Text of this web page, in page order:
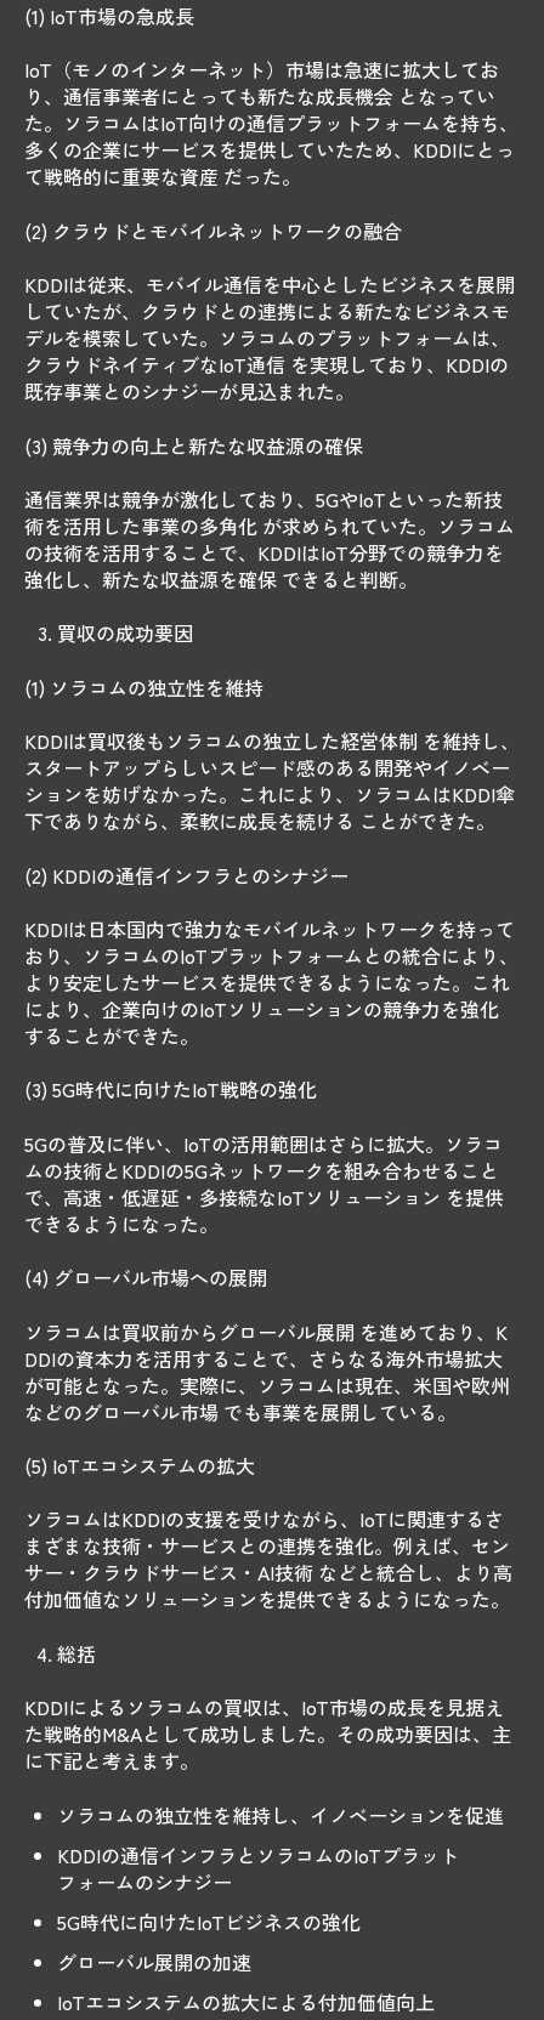
(1) IoT市場の急成長
IoT（モノのインターネット）市場は急速に拡大してお
り、通信事業者にとっても新たな成長機会 となってい
た。ソラコムはIoT向けの通信プラットフォームを持ち、
多くの企業にサービスを提供していたため、KDDIにとっ
て戦略的に重要な資産 だった。
(2) クラウドとモバイルネットワークの融合
KDDIは従来、モバイル通信を中心としたビジネスを展開
していたが、クラウドとの連携による新たなビジネスモ
デルを模索していた。ソラコムのプラットフォームは、
クラウドネイティブなIoT通信 を実現しており、KDDIの
既存事業とのシナジーが見込まれた。
(3) 競争力の向上と新たな収益源の確保
通信業界は競争が激化しており、5GやIoTといった新技
術を活用した事業の多角化 が求められていた。ソラコム
の技術を活用することで、KDDIはIoT分野での競争力を
強化し、新たな収益源を確保 できると判断。
買収の成功要因
(1) ソラコムの独立性を維持
KDDIは買収後もソラコムの独立した経営体制 を維持し、
スタートアップらしいスピード感のある開発やイノベー
ションを妨げなかった。これにより、ソラコムはKDDI傘
下でありながら、柔軟に成長を続ける ことができた。
(2) KDDIの通信インフラとのシナジー
KDDIは日本国内で強力なモバイルネットワークを持って
おり、ソラコムのIoTプラットフォームとの統合により、
より安定したサービスを提供できるようになった。これ
により、企業向けのIoTソリューションの競争力を強化
することができた。
(3) 5G時代に向けたIoT戦略の強化
5Gの普及に伴い、IoTの活用範囲はさらに拡大。ソラコ
ムの技術とKDDIの5Gネットワークを組み合わせること
で、高速・低遅延・多接続なIoTソリューション を提供
できるようになった。
(4) グローバル市場への展開
ソラコムは買収前からグローバル展開 を進めており、K
DDIの資本力を活用することで、さらなる海外市場拡大
が可能となった。実際に、ソラコムは現在、米国や欧州
などのグローバル市場 でも事業を展開している。
(5) IoTエコシステムの拡大
ソラコムはKDDIの支援を受けながら、IoTに関連するさ
まざまな技術・サービスとの連携を強化。例えば、セン
サー・クラウドサービス・AI技術 などと統合し、より高
付加価値なソリューションを提供できるようになった。
総括
KDDIによるソラコムの買収は、IoT市場の成長を見据え
た戦略的M&Aとして成功しました。その成功要因は、主
に下記と考えます。
ソラコムの独立性を維持し、イノベーションを促進
KDDIの通信インフラとソラコムのIoTプラット
フォームのシナジー
5G時代に向けたIoTビジネスの強化
グローバル展開の加速
IoTエコシステムの拡大による付加価値向上